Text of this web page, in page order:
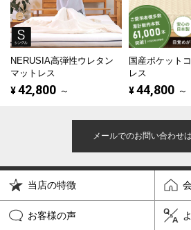
NERUSIA高弾性ウレタン
マットレス
¥42,800 ～
国産ポケット
レス
¥44,800 ～
メールでのお問い合わせ
当店の特徴
お客様の声